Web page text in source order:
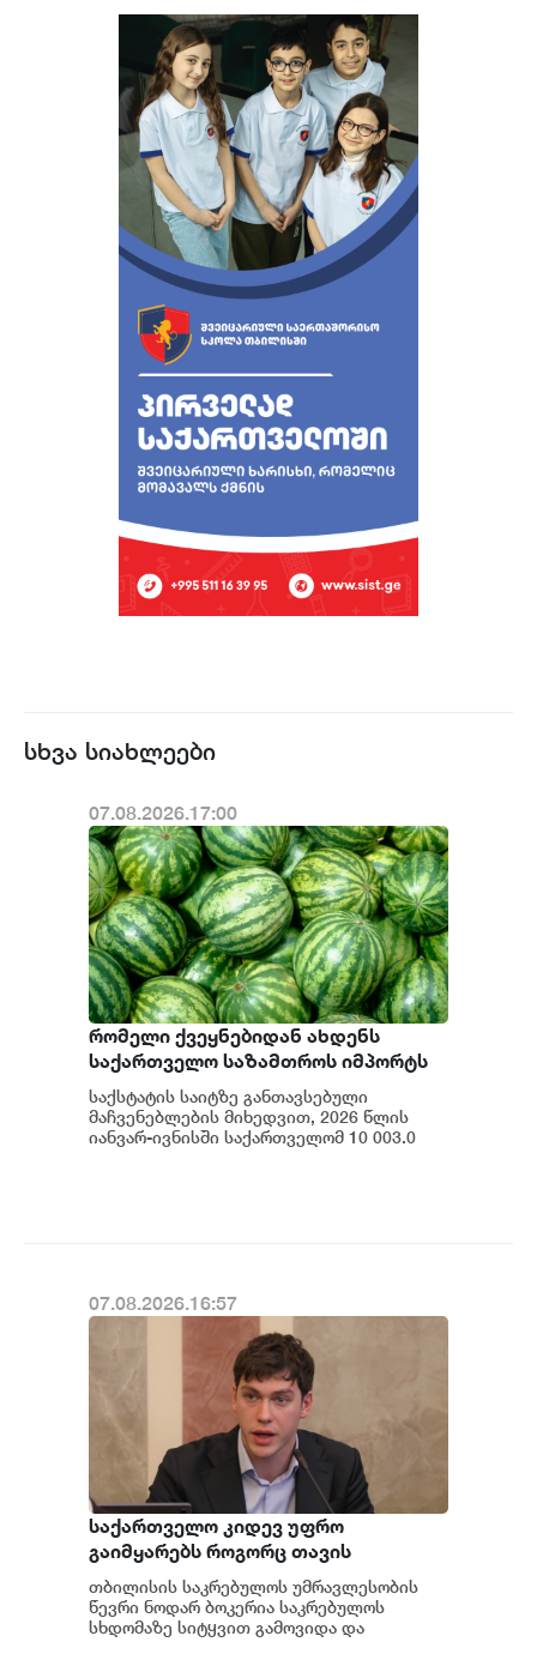
სხვა სიახლეები
07.08.2026.17:00
რომელი ქვეყნებიდან ახდენს
საქართველო საზამთროს იმპორტს
საქსტატის საიტზე განთავსებული
მაჩვენებლების მიხედვით, 2026 წლის
იანვარ-ივნისში საქართველომ 10 003.0
07.08.2026.16:57
საქართველო კიდევ უფრო
გაიმყარებს როგორც თავის
ეკონომიკურ, ასევე გეოპოლიტიკურ
როლს დღევანდელ საერთაშორისო
მსოფლიო წესრიგში - ნოდარ
თბილისის საკრებულოს უმრავლესობის
წევრი ნოდარ ბოკერია საკრებულოს
სხდომაზე სიტყვით გამოვიდა და